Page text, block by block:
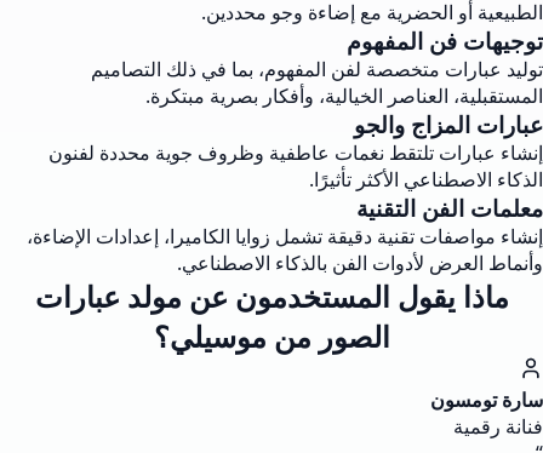
الطبيعية أو الحضرية مع إضاءة وجو محددين.
توجيهات فن المفهوم
توليد عبارات متخصصة لفن المفهوم، بما في ذلك التصاميم
المستقبلية، العناصر الخيالية، وأفكار بصرية مبتكرة.
عبارات المزاج والجو
إنشاء عبارات تلتقط نغمات عاطفية وظروف جوية محددة لفنون
الذكاء الاصطناعي الأكثر تأثيرًا.
معلمات الفن التقنية
إنشاء مواصفات تقنية دقيقة تشمل زوايا الكاميرا، إعدادات الإضاءة،
وأنماط العرض لأدوات الفن بالذكاء الاصطناعي.
ماذا يقول المستخدمون عن مولد عبارات
الصور من موسيلي؟
سارة تومسون
فنانة رقمية